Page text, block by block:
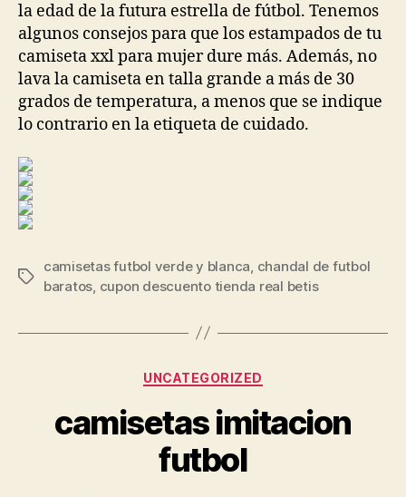
la edad de la futura estrella de fútbol. Tenemos
algunos consejos para que los estampados de tu
camiseta xxl para mujer dure más. Además, no
lava la camiseta en talla grande a más de 30
grados de temperatura, a menos que se indique
lo contrario en la etiqueta de cuidado.
Etiquetas
camisetas futbol verde y blanca chandal de futbol
baratos cupon descuento tienda real betis
Categorías
UNCATEGORIZED
camisetas imitacion
futbol